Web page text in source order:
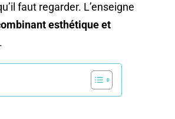
faut regarder. L’enseigne
esthétique et